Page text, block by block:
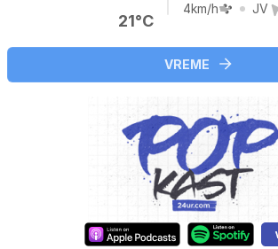
21°C
4km/h JV
VREME